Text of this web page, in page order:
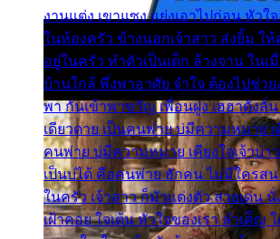
งานแต่ง เขาแซง แย่งเอาไปก่อน หัว
ในห้องครัว ข้างนอกเจ้าสาว ส่งยิ้ม ให้
อยู่ในครัว ทำตัวเป็นเด็ก ล้างจาน ในเ
บ้านใกล้ พึ่งพาอาศัย จำใจ ต้องไปช่วย
พา กันเข้าพาขวัญ เพื่อนฝูง เฮฮาดังลั่น
เดียวดาย เป็นคนพ่าย บ่มีความหมาย เ
คนพ่าย บ่มีความหมาย เคียงใจเจ้าบ่าว
เป็นบ่ได้ คือคนพ่าย ฮักคน ไม่มีใครสน
ในครัว เจ้าสาว ก็มัวแต่งตัว สวยเด่น นั่
เฝ้าคอย ใจเต้น หัวใจของเรา ลำเค็ญ